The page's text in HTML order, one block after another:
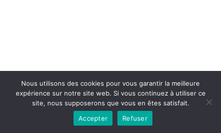
Conditions générales Contact
Copyright © 2026 - lahauteroute.fr
Nous utilisons des cookies pour vous garantir la meilleure
expérience sur notre site web. Si vous continuez à utiliser ce
site, nous supposerons que vous en êtes satisfait.
Accepter
Refuser